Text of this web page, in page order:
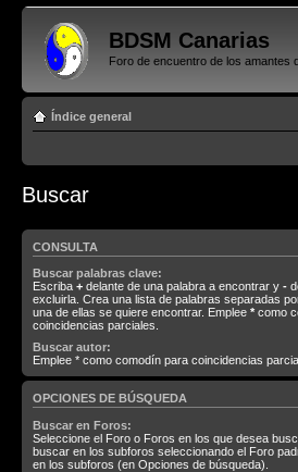
BDSM Canarias
Foro de encuentro de los amantes
Índice general
Buscar
CONSULTA
Buscar palabras clave:
Escriba + delante de una palabra a encontrar y -
excluirla. Crea una lista de palabras separadas
una de ellas se quiere encontrar. Emplee * como
coincidencias parciales.
Buscar autor:
Emplee * como comodín para coincidencias
OPCIONES DE BÚSQUEDA
Buscar en Foros:
Seleccione el Foro o Foros en los que desea
buscar en los subforos seleccionando el Foro
en los subforos (en Opciones de búsqueda).